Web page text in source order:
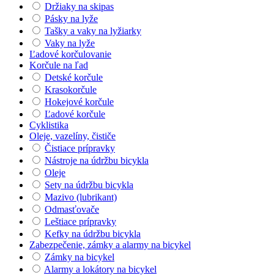
Držiaky na skipas
Pásky na lyže
Tašky a vaky na lyžiarky
Vaky na lyže
Ľadové korčulovanie
Korčule na ľad
Detské korčule
Krasokorčule
Hokejové korčule
Ľadové korčule
Cyklistika
Oleje, vazelíny, čističe
Čistiace prípravky
Nástroje na údržbu bicykla
Oleje
Sety na údržbu bicykla
Mazivo (lubrikant)
Odmasťovače
Leštiace prípravky
Kefky na údržbu bicykla
Zabezpečenie, zámky a alarmy na bicykel
Zámky na bicykel
Alarmy a lokátory na bicykel